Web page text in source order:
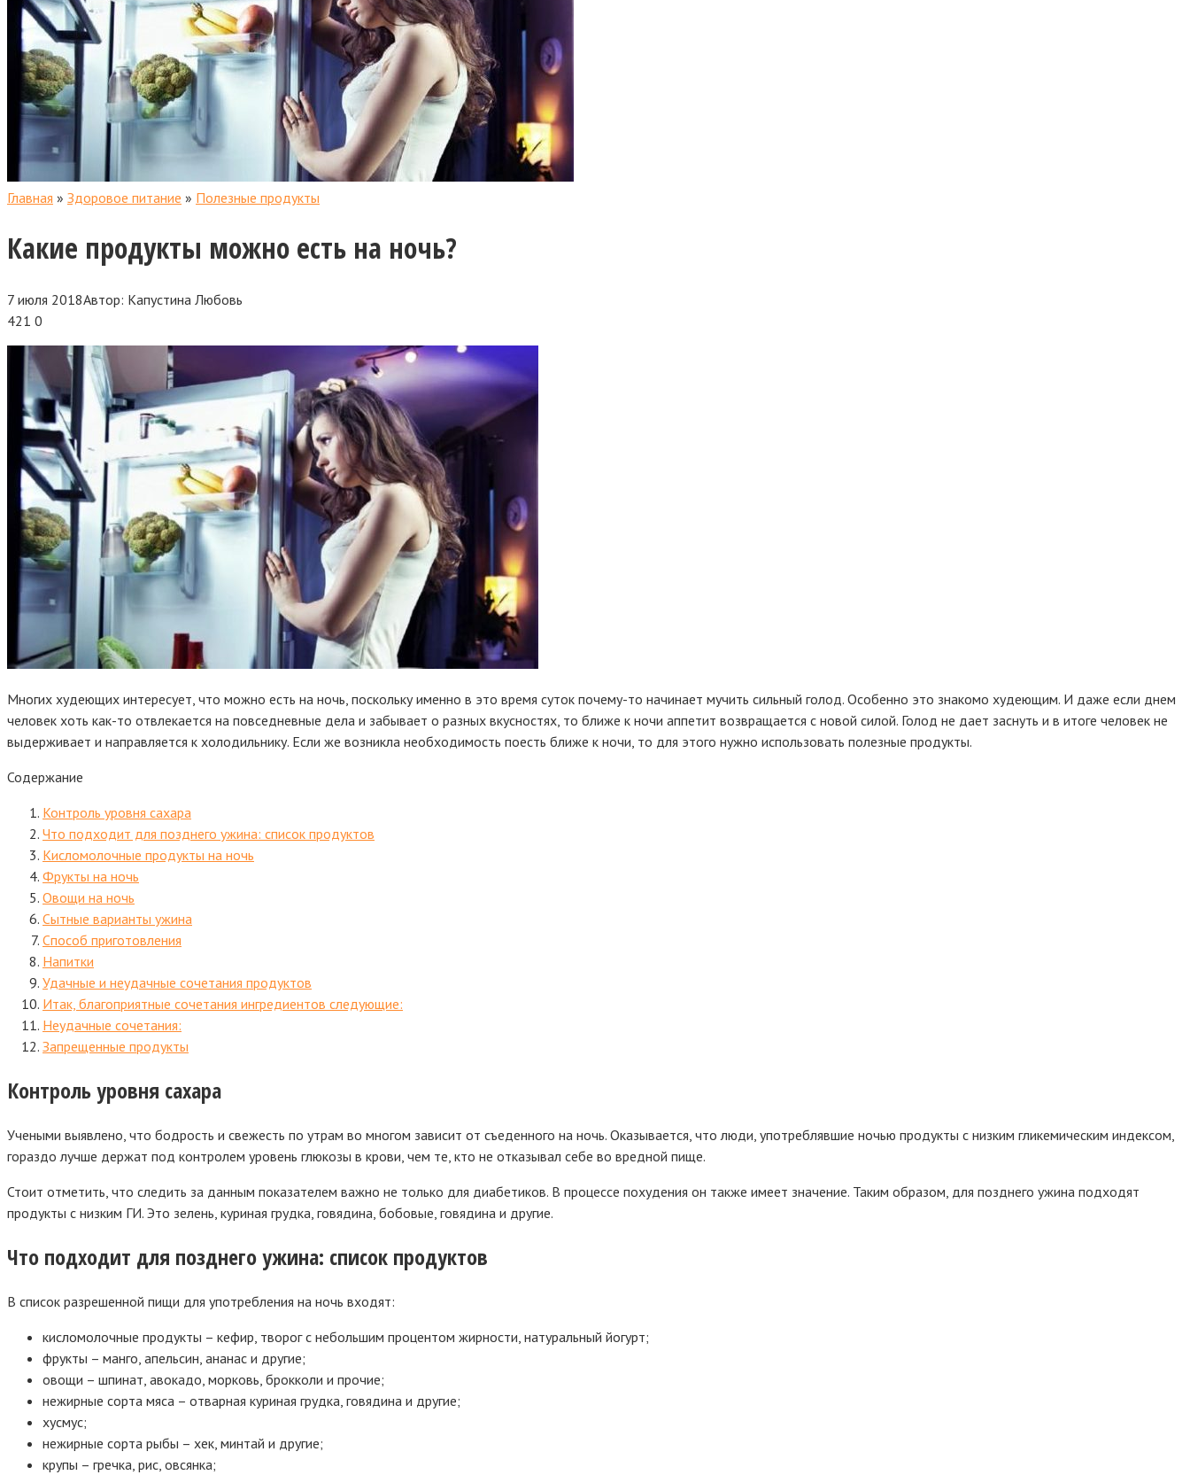
Главная » Здоровое питание » Полезные продукты
Какие продукты можно есть на ночь?
7 июля 2018Автор: Капустина Любовь
421 0
Многих худеющих интересует, что можно есть на ночь, поскольку именно в это время суток почему-то начинает мучить сильный голод. Особенно это знакомо худеющим. И даже если днем
человек хоть как-то отвлекается на повседневные дела и забывает о разных вкусностях, то ближе к ночи аппетит возвращается с новой силой. Голод не дает заснуть и в итоге человек не
выдерживает и направляется к холодильнику. Если же возникла необходимость поесть ближе к ночи, то для этого нужно использовать полезные продукты.
Содержание
Контроль уровня сахара
Что подходит для позднего ужина: список продуктов
Кисломолочные продукты на ночь
Фрукты на ночь
Овощи на ночь
Сытные варианты ужина
Способ приготовления
Напитки
Удачные и неудачные сочетания продуктов
Итак, благоприятные сочетания ингредиентов следующие:
Неудачные сочетания:
Запрещенные продукты
Контроль уровня сахара
Учеными выявлено, что бодрость и свежесть по утрам во многом зависит от съеденного на ночь. Оказывается, что люди, употреблявшие ночью продукты с низким гликемическим индексом,
гораздо лучше держат под контролем уровень глюкозы в крови, чем те, кто не отказывал себе во вредной пище.
Стоит отметить, что следить за данным показателем важно не только для диабетиков. В процессе похудения он также имеет значение. Таким образом, для позднего ужина подходят
продукты с низким ГИ. Это зелень, куриная грудка, говядина, бобовые, говядина и другие.
Что подходит для позднего ужина: список продуктов
В список разрешенной пищи для употребления на ночь входят:
кисломолочные продукты – кефир, творог с небольшим процентом жирности, натуральный йогурт;
фрукты – манго, апельсин, ананас и другие;
овощи – шпинат, авокадо, морковь, брокколи и прочие;
нежирные сорта мяса – отварная куриная грудка, говядина и другие;
хусмус;
нежирные сорта рыбы – хек, минтай и другие;
крупы – гречка, рис, овсянка;